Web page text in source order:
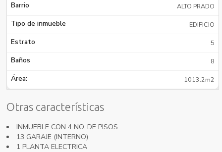
Barrio ALTO PRADO
Tipo de inmueble EDIFICIO
Estrato 5
Baños 8
Área: 1013.2m2
Otras características
INMUEBLE CON 4 NO. DE PISOS
13 GARAJE (INTERNO)
1 PLANTA ELECTRICA